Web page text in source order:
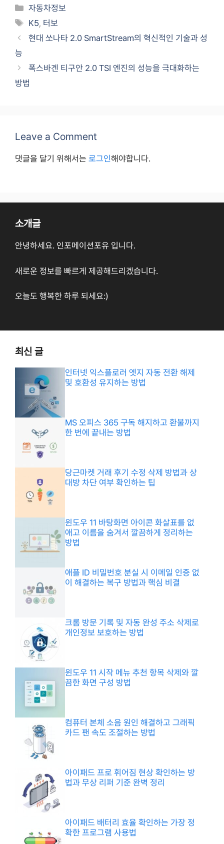
Categories
자동차정보
Tags
K5 터보
현대 쏘나타 2.0 SmartStream의 혁신적인 기술과 성
능
폭스바겐 티구안 2.0 TSI 엔진의 성능을 극대화하는
방법
Leave a Comment
댓글을 달기 위해서는 로그인해야합니다.
소개글
안녕하세요. 인포메이션포유 입니다.
새로운 정보를 빠르게 제공해드리겠습니다.
오늘도 행복한 하루 되세요:)
최신 글
인터넷 익스플로러 엣지 자동 전환 해제
및 호환성 유지하는 방법
MS 오피스 365 구독 해지하고 환불까지
한 번에 끝내는 방법
당근마켓 거래 후기 수정 삭제 방법과 상
대방 차단 여부 확인하는 팁
윈도우 11 바탕화면 아이콘 화살표를 없
애고 이름을 숨겨서 깔끔하게 정리하는
방법
애플 ID 비밀번호 분실 시 이메일 인증 없
이 해결하는 복구 방법과 핵심 비결
크롬 방문 기록 및 자동 완성 주소 삭제로
개인정보 보호하는 방법
윈도우 11 시작 메뉴 추천 항목 삭제와 깔
끔한 화면 구성 방법
컴퓨터 본체 소음 원인 해결하고 그래픽
카드 팬 속도 조절하는 방법
아이패드 프로 휘어짐 현상 확인하는 방
법과 무상 리퍼 기준 완벽 정리
아이패드 배터리 효율 확인하는 가장 정
확한 프로그램 사용법